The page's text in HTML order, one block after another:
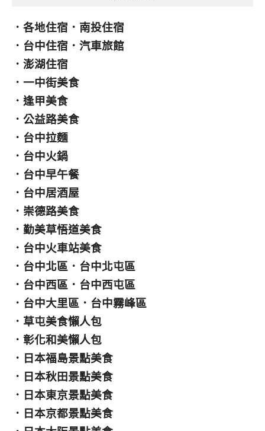
． 各地住宿 ． 南投住宿
． 台中住宿 ． 汽車旅館
． 澎湖住宿
． 一中街美食
． 逢甲美食
． 公益路美食
． 台中拉麵
． 台中火鍋
． 台中早午餐
． 台中居酒屋
． 崇德路美食
． 勤美草悟道美食
． 台中火車站美食
． 台中北區 ． 台中北屯區
． 台中西區 ． 台中西屯區
． 台中大里區 ． 台中霧峰區
． 草屯美食懶人包
． 彰化和美懶人包
． 日本福島景點美食
． 日本秋田景點美食
． 日本東京景點美食
． 日本京都景點美食